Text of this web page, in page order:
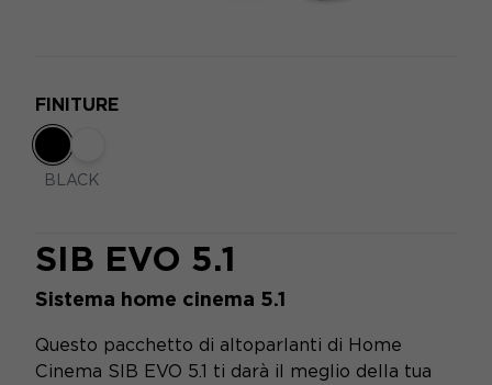
SIB EVO 5.1
Sistema home cinema 5.1
Questo pacchetto di altoparlanti di Home
Cinema SIB EVO 5.1 ti darà il meglio della tua
FINITURE
BLACK